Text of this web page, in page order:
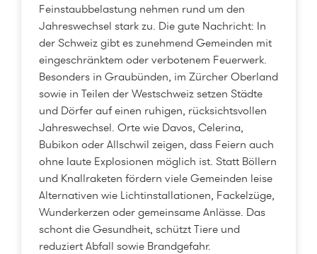
Feinstaubbelastung nehmen rund um den
Jahreswechsel stark zu. Die gute Nachricht: In
der Schweiz gibt es zunehmend Gemeinden mit
eingeschränktem oder verbotenem Feuerwerk.
Besonders in Graubünden, im Zürcher Oberland
sowie in Teilen der Westschweiz setzen Städte
und Dörfer auf einen ruhigen, rücksichtsvollen
Jahreswechsel. Orte wie Davos, Celerina,
Bubikon oder Allschwil zeigen, dass Feiern auch
ohne laute Explosionen möglich ist. Statt Böllern
und Knallraketen fördern viele Gemeinden leise
Alternativen wie Lichtinstallationen, Fackelzüge,
Wunderkerzen oder gemeinsame Anlässe. Das
schont die Gesundheit, schützt Tiere und
reduziert Abfall sowie Brandgefahr.